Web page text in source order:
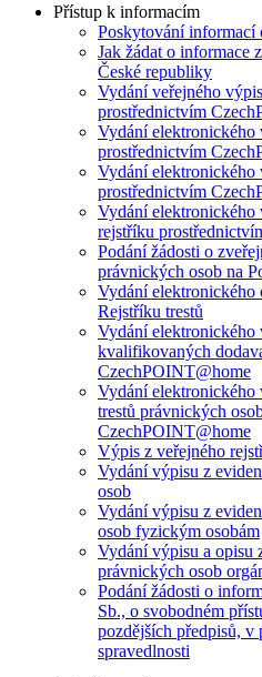
Přístup k informacím
Poskytování informací
Jak žádat o informace
České republiky
Vydání veřejného
prostřednictvím
Vydání elektronického
prostřednictvím
Vydání elektronického
prostřednictvím
Vydání elektronického
rejstříku
Podání žádosti o
právnických osob na
Vydání elektronického
Rejstříku trestů
Vydání elektronického
kvalifikovaných
CzechPOINT@home
Vydání elektronického
trestů právnických
CzechPOINT@home
Výpis z veřejného
Vydání výpisu z
osob
Vydání výpisu z
osob fyzickým osobám
Vydání výpisu a opisu
právnických osob
Podání žádosti o
Sb., o svobodném
pozdějších předpisů, v
spravedlnosti